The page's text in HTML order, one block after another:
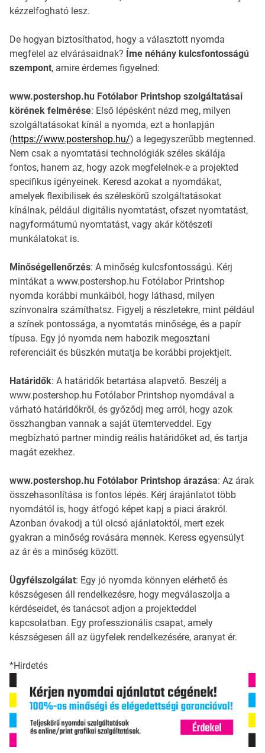
kézzelfogható lesz.
De hogyan biztosíthatod, hogy a választott nyomda
megfelel az elvárásaidnak? Íme néhány kulcsfontosságú
szempont, amire érdemes figyelned:
www.postershop.hu Fotólabor Printshop szolgáltatásai
körének felmérése: Első lépésként nézd meg, milyen
szolgáltatásokat kínál a nyomda, ezt a honlapján
(https://www.postershop.hu/) a legegyszerűbb megtenned.
Nem csak a nyomtatási technológiák széles skálája
fontos, hanem az, hogy azok megfelelnek-e a projekted
specifikus igényeinek. Keresd azokat a nyomdákat,
amelyek flexibilisek és széleskörű szolgáltatásokat
kínálnak, például digitális nyomtatást, ofszet nyomtatást,
nagyformátumú nyomtatást, vagy akár kötészeti
munkálatokat is.
Minőségellenőrzés: A minőség kulcsfontosságú. Kérj
mintákat a www.postershop.hu Fotólabor Printshop
nyomda korábbi munkáiból, hogy láthasd, milyen
színvonalra számíthatsz. Figyelj a részletekre, mint például
a színek pontossága, a nyomtatás minősége, és a papír
típusa. Egy jó nyomda nem habozik megosztani
referenciáit és büszkén mutatja be korábbi projektjeit.
Határidők: A határidők betartása alapvető. Beszélj a
www.postershop.hu Fotólabor Printshop nyomdával a
várható határidőkről, és győződj meg arról, hogy azok
összhangban vannak a saját ütemterveddel. Egy
megbízható partner mindig reális határidőket ad, és tartja
magát ezekhez.
www.postershop.hu Fotólabor Printshop árazása: Az árak
összehasonlítása is fontos lépés. Kérj árajánlatot több
nyomdától is, hogy átfogó képet kapj a piaci árakról.
Azonban óvakodj a túl olcsó ajánlatoktól, mert ezek
gyakran a minőség rovására mennek. Keress egyensúlyt
az ár és a minőség között.
Ügyfélszolgálat: Egy jó nyomda könnyen elérhető és
készségesen áll rendelkezésre, hogy megválaszolja a
kérdéseidet, és tanácsot adjon a projekteddel
kapcsolatban. Egy professzionális csapat, amely
készségesen áll az ügyfelek rendelkezésére, aranyat ér.
*Hirdetés